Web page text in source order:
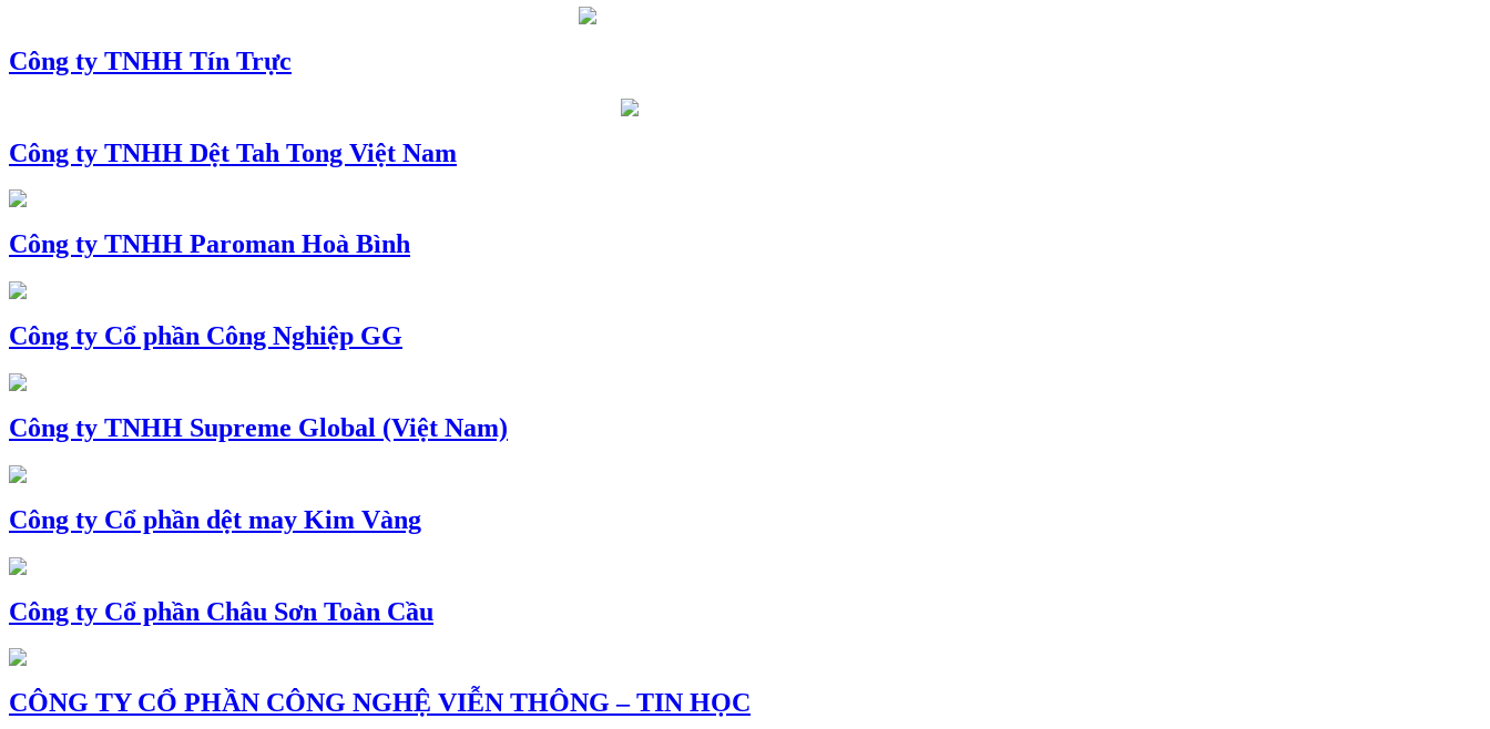
Công ty TNHH Tín Trực
Công ty TNHH Dệt Tah Tong Việt Nam
Công ty TNHH Paroman Hoà Bình
Công ty Cổ phần Công Nghiệp GG
Công ty TNHH Supreme Global (Việt Nam)
Công ty Cổ phần dệt may Kim Vàng
Công ty Cổ phần Châu Sơn Toàn Cầu
CÔNG TY CỔ PHẦN CÔNG NGHỆ VIỄN THÔNG – TIN HỌC